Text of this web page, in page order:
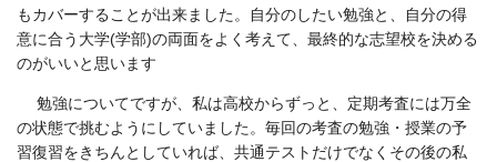
もカバーすることが出来ました。自分のしたい勉強と、自分の得
意に合う大学(学部)の両面をよく考えて、最終的な志望校を決める
のがいいと思います
勉強についてですが、私は高校からずっと、定期考査には万全
の状態で挑むようにしていました。毎回の考査の勉強・授業の予
習復習をきちんとしていれば、共通テストだけでなくその後の私